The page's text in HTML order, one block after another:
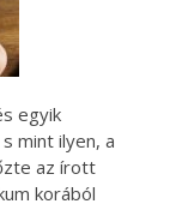
egyik
mint ilyen, a
az írott
korából